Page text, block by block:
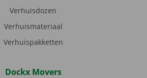
Verhuisdozen
Verhuismateriaal
Verhuispakketten
Dockx Movers